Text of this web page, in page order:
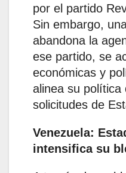
por el partido
Sin embargo,
abandona la
ese partido, se
económicas y
alinea su política
solicitudes de
Venezuela:
intensifica su